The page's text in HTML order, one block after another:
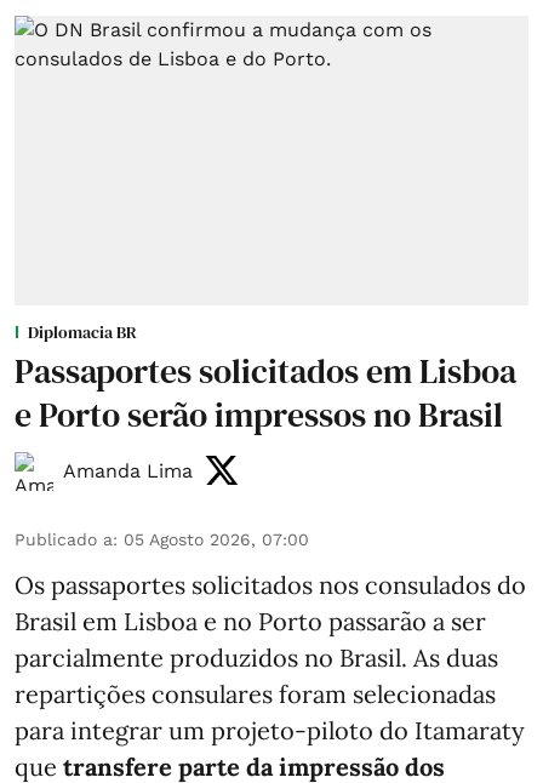
Diplomacia BR
Passaportes solicitados em Lisboa
e Porto serão impressos no Brasil
Amanda Lima
Publicado a: 05 Agosto 2026, 07:00
Os passaportes solicitados nos consulados do
Brasil em Lisboa e no Porto passarão a ser
parcialmente produzidos no Brasil. As duas
repartições consulares foram selecionadas
para integrar um projeto-piloto do Itamaraty
que transfere parte da impressão dos